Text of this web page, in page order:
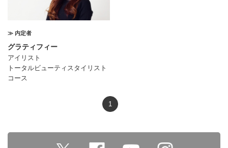
≫ 内定者
グラティフィー
アイリスト
トータルビューティスタイリスト
コース
1